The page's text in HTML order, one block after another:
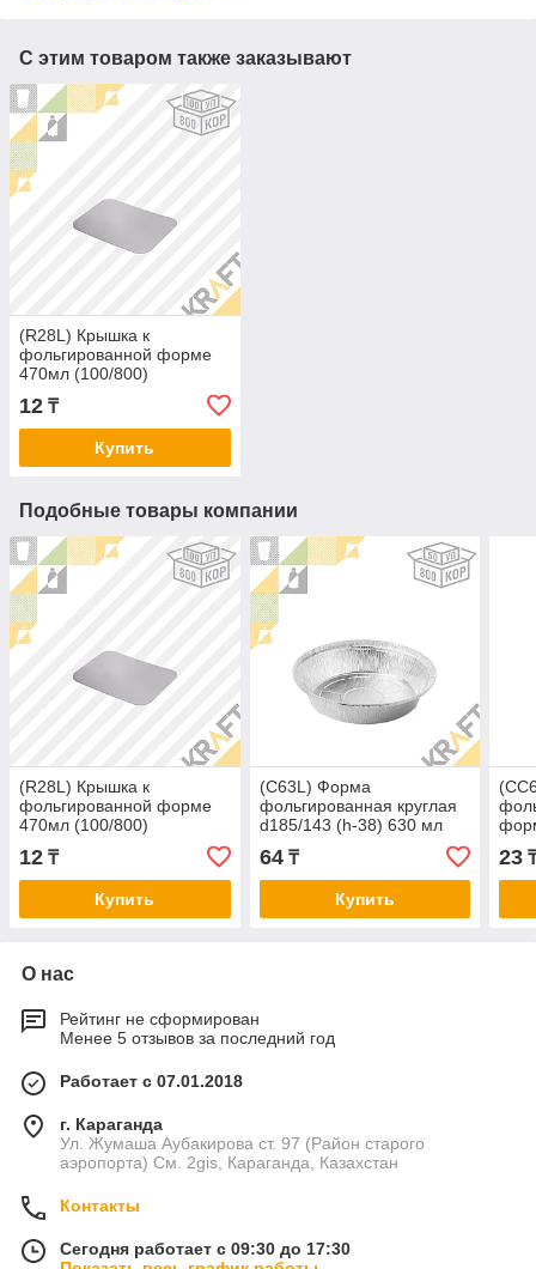
С этим товаром также заказывают
(R28L) Крышка к
фольгированной форме
470мл (100/800)
12 ₸
Купить
Подобные товары компании
(R28L) Крышка к
фольгированной форме
470мл (100/800)
12 ₸
Купить
(C63L) Форма
фольгированная круглая
d185/143 (h-38) 630 мл
(50/800) (5395)
64₸
Купить
23
О нас
Рейтинг не сформирован
Менее 5 отзывов за последний год
Работает с 07.01.2018
г. Караганда
Ул. Жумаша Аубакирова ст. 97 (Район старого
аэропорта) См. 2gis, Караганда, Казахстан
Контакты
Сегодня работает с 09:30 до 17:30